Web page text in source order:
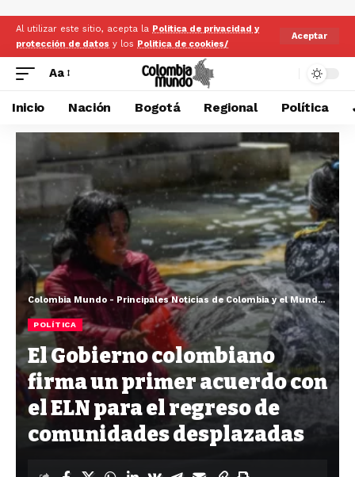
Al utilizar este sitio, acepta la Politica de privacidad y
protección de datos y los Politica de cookies/
Aceptar
Aa
Inicio Nación Bogotá Regional Política
Colombia Mundo - Principales Noticias de Colombia y el Mundo Hoy
POLÍTICA
El Gobierno colombiano
firma un primer acuerdo con
el ELN para el regreso de
comunidades desplazadas